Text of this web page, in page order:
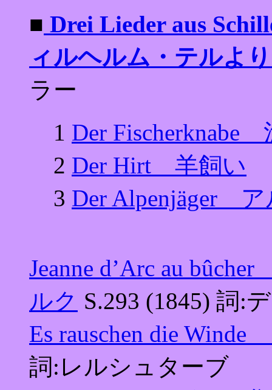
■ Drei Lieder aus
ィルヘルム・テルよ
ラー
1 Der Fischerknabe
2 Der Hirt 羊飼い
3 Der Alpenjäger
Jeanne d’Arc au
ルク S.293 (1845) 詞:
Es rauschen die
詞:レルシュターブ